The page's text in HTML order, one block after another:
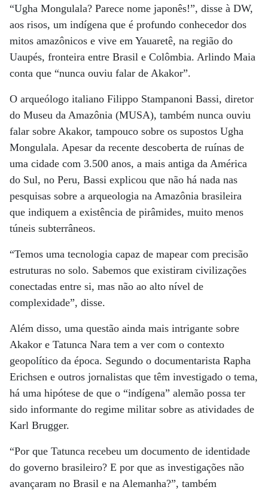
“Ugha Mongulala? Parece nome japonês!”, disse à DW,
aos risos, um indígena que é profundo conhecedor dos
mitos amazônicos e vive em Yauaretê, na região do
Uaupés, fronteira entre Brasil e Colômbia. Arlindo Maia
conta que “nunca ouviu falar de Akakor”.
O arqueólogo italiano Filippo Stampanoni Bassi, diretor
do Museu da Amazônia (MUSA), também nunca ouviu
falar sobre Akakor, tampouco sobre os supostos Ugha
Mongulala. Apesar da recente descoberta de ruínas de
uma cidade com 3.500 anos, a mais antiga da América
do Sul, no Peru, Bassi explicou que não há nada nas
pesquisas sobre a arqueologia na Amazônia brasileira
que indiquem a existência de pirâmides, muito menos
túneis subterrâneos.
“Temos uma tecnologia capaz de mapear com precisão
estruturas no solo. Sabemos que existiram civilizações
conectadas entre si, mas não ao alto nível de
complexidade”, disse.
Além disso, uma questão ainda mais intrigante sobre
Akakor e Tatunca Nara tem a ver com o contexto
geopolítico da época. Segundo o documentarista Rapha
Erichsen e outros jornalistas que têm investigado o tema,
há uma hipótese de que o “indígena” alemão possa ter
sido informante do regime militar sobre as atividades de
Karl Brugger.
“Por que Tatunca recebeu um documento de identidade
do governo brasileiro? E por que as investigações não
avançaram no Brasil e na Alemanha?”, também